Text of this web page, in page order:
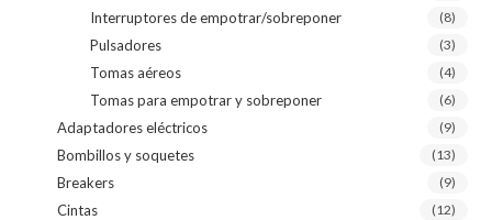
Interruptores de empotrar/sobreponer (8)
Pulsadores (3)
Tomas aéreos (4)
Tomas para empotrar y sobreponer (6)
Adaptadores eléctricos (9)
Bombillos y soquetes (13)
Breakers (9)
Cintas (12)